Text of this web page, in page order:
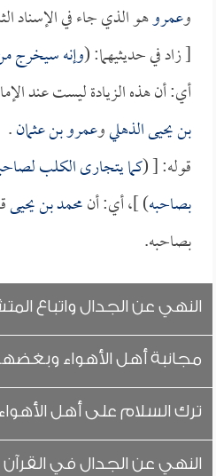
وعمروهو الذي جاء في الإسناد
[ زاد في حديثيهما: (وإنه سيخرج
أي: أن هذه الزيادة ليست عند
بن يحيى الذهليوعمرو بن عثمان.
قوله: [ (كما يتجارى الكلب
بصاحبه) ]، أي: أنمحمد بن يحيى
بصاحبه.
النهي عن الجدال واتباع
مجانبة أهل الأهواء
ترك السلام على أهل
النهي عن الجدال في القرآن